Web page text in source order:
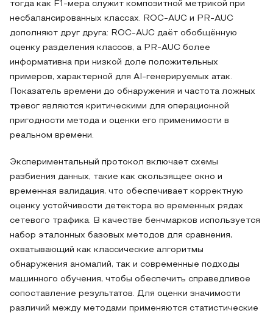
тогда как F1-мера служит композитной метрикой при
несбалансированных классах. ROC-AUC и PR-AUC
дополняют друг друга: ROC-AUC даёт обобщённую
оценку разделения классов, а PR-AUC более
информативна при низкой доле положительных
примеров, характерной для AI-генерируемых атак.
Показатель времени до обнаружения и частота ложных
тревог являются критическими для операционной
пригодности метода и оценки его применимости в
реальном времени.
Экспериментальный протокол включает схемы
разбиения данных, такие как скользящее окно и
временная валидация, что обеспечивает корректную
оценку устойчивости детектора во временных рядах
сетевого трафика. В качестве бенчмарков используется
набор эталонных базовых методов для сравнения,
охватывающий как классические алгоритмы
обнаружения аномалий, так и современные подходы
машинного обучения, чтобы обеспечить справедливое
сопоставление результатов. Для оценки значимости
различий между методами применяются статистические